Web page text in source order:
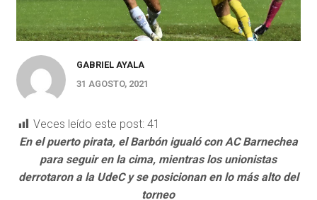
GABRIEL AYALA
31 AGOSTO, 2021
Veces leído este post: 41
En el puerto pirata, el Barbón igualó con AC Barnechea
para seguir en la cima, mientras los unionistas
derrotaron a la UdeC y se posicionan en lo más alto del
torneo